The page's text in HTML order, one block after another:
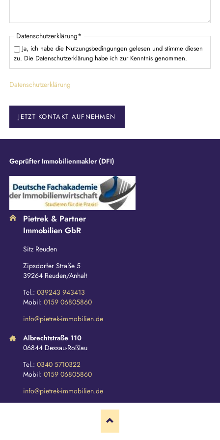
P
f
l
h
f
e
Datenschutzerklärung*
Ja, ich habe die Nutzungsbedingungen gelesen und stimme diesen
zu. Die Datenschutzerklärung habe ich zur Kenntnis genommen.
Datenschutzerklärung
JETZT KONTAKT AUFNEHMEN
Geprüfter Immobilienmakler (DFI)
Pietrek & Partner
Immobilien GbR
Sitz Reuden
Zipsdorfer Straße 5
39264 Reuden/Anhalt
Tel.: 039243 943413
Mobil: 0159 06805860
info@pietrek-immobilien.de
Albrechtstraße 110
06844 Dessau-Roßlau
Tel.: 0340 5710322
Mobil: 0159 06805860
info@pietrek-immobilien.de